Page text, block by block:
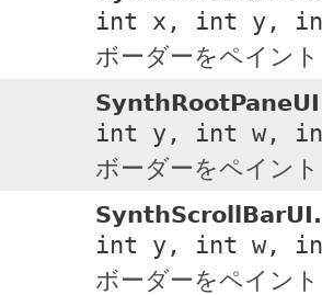
int x, int y,
ボーダーをペイン
int y, int w,
ボーダーをペイン
SynthScrollBarUI.
int y, int w,
ボーダーをペイン